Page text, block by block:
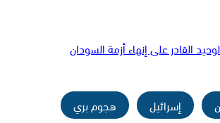
القادر على إنهاء أزمة السودان
إسرائيل
هجوم بري